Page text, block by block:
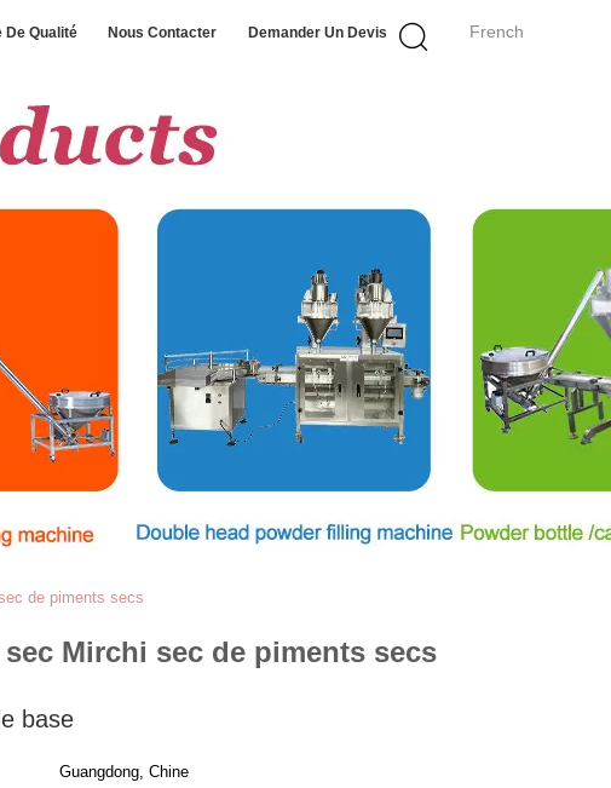
French
De Qualité Nous Contacter Demander Un Devis
de piments secs
Mirchi sec de piments secs
base
Guangdong, Chine